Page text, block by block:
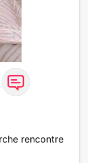
rencontre